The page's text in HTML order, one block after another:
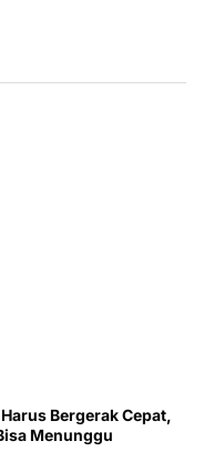
Bergerak Cepat,
Menunggu